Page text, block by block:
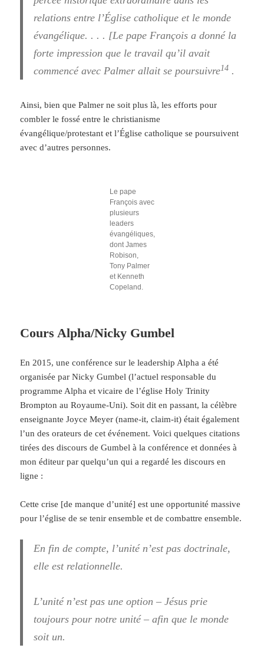
relations entre l’Église catholique et le monde
évangélique. . . . [Le pape François a donné la
forte impression que le travail qu’il avait
commencé avec Palmer allait se poursuivre14.
Ainsi, bien que Palmer ne soit plus là, les efforts pour
combler le fossé entre le christianisme
évangélique/protestant et l’Église catholique se poursuivent
avec d’autres personnes.
Le pape
François avec
plusieurs
leaders
évangéliques,
dont James
Robison,
Tony Palmer
et Kenneth
Copeland.
Cours Alpha/Nicky Gumbel
En 2015, une conférence sur le leadership Alpha a été
organisée par Nicky Gumbel (l’actuel responsable du
programme Alpha et vicaire de l’église Holy Trinity
Brompton au Royaume-Uni). Soit dit en passant, la célèbre
enseignante Joyce Meyer (name-it, claim-it) était également
l’un des orateurs de cet événement. Voici quelques citations
tirées des discours de Gumbel à la conférence et données à
mon éditeur par quelqu’un qui a regardé les discours en
ligne :
Cette crise [de manque d’unité] est une opportunité massive
pour l’église de se tenir ensemble et de combattre ensemble.
En fin de compte, l’unité n’est pas doctrinale,
elle est relationnelle.
L’unité n’est pas une option – Jésus prie
toujours pour notre unité – afin que le monde
soit un.